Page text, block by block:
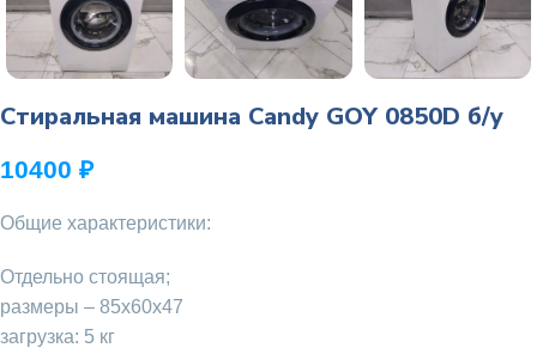
Стиральная машина Candy GOY 0850D б/у
10400 ₽
Общие характеристики:
Отдельно стоящая;
размеры – 85х60х47
загрузка: 5 кг